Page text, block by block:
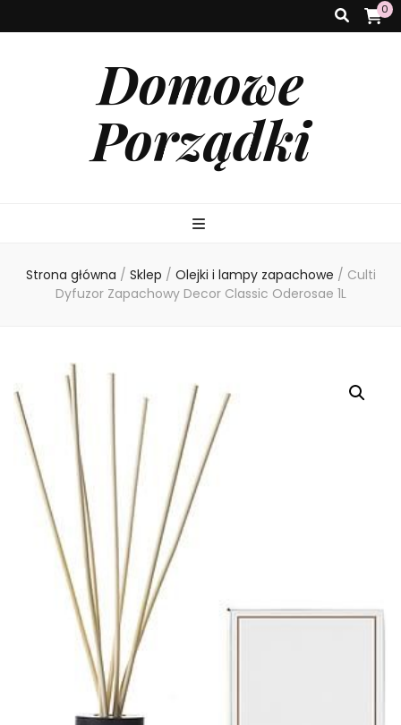
0
Domowe
Porządki
Strona główna / Sklep / Olejki i lampy zapachowe / Culti
Dyfuzor Zapachowy Decor Classic Oderosae 1L